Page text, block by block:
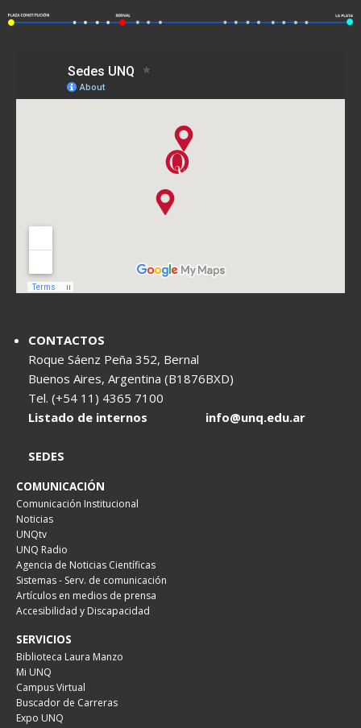
CONTACTOS
Roque Sáenz Peña 352, Bernal
Buenos Aires, Argentina (B1876BXD)
Tel. (+54 11) 4365 7100
Listado de internos
info@unq.edu.ar
SEDES
COMUNICACIÓN
Comunicación Institucional
Noticias
UNQtv
UNQ Radio
Agencia de Noticias Científicas
Sistemas - Serv. de comunicación
Artículos en medios de prensa
Accesibilidad y Discapacidad
SERVICIOS
Biblioteca Laura Manzo
Mi UNQ
Campus Virtual
Buscador de Carreras
Expo UNQ